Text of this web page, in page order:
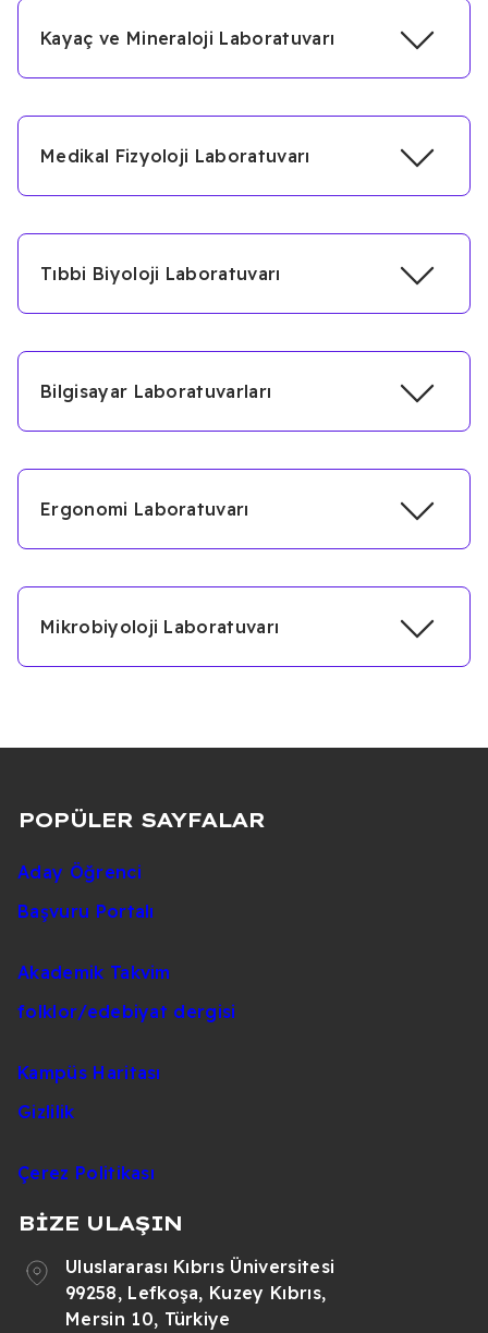
Kayaç ve Mineraloji Laboratuvarı
Medikal Fizyoloji Laboratuvarı
Tıbbi Biyoloji Laboratuvarı
Bilgisayar Laboratuvarları
Ergonomi Laboratuvarı
Mikrobiyoloji Laboratuvarı
POPÜLER SAYFALAR
Aday Öğrenci
Başvuru Portalı
Akademik Takvim
folklor/edebiyat dergisi
Kampüs Haritası
Gizlilik
Çerez Politikası
BİZE ULAŞIN
Uluslararası Kıbrıs Üniversitesi
99258, Lefkoşa, Kuzey Kıbrıs,
Mersin 10, Türkiye